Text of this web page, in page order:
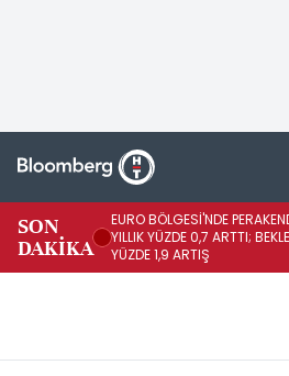
SON
DAKİKA
EURO BÖLGESİ'NDE
YILLIK YÜZDE 0,7 ARTTI;
YÜZDE 1,9 ARTIŞ